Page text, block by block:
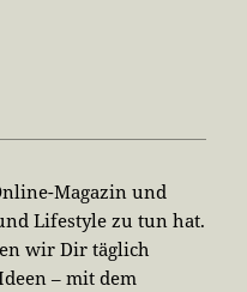
Magazin und
Lifestyle zu tun hat.
wir Dir täglich
– mit dem